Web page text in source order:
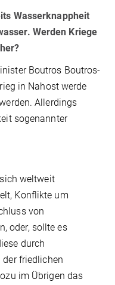
Wasserknappheit
Werden Kriege
Boutros Boutros-
in Nahost werde
Allerdings
sogenannter
weltweit
Konflikte um
von
oder, sollte es
durch
friedlichen
im Übrigen das